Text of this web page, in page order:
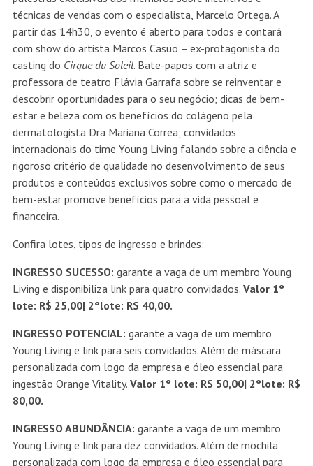
técnicas de vendas com o especialista, Marcelo Ortega. A
partir das 14h30, o evento é aberto para todos e contará
com show do artista Marcos Casuo – ex-protagonista do
casting do Cirque du Soleil. Bate-papos com a atriz e
professora de teatro Flávia Garrafa sobre se reinventar e
descobrir oportunidades para o seu negócio; dicas de bem-
estar e beleza com os benefícios do colágeno pela
dermatologista Dra Mariana Correa; convidados
internacionais do time Young Living falando sobre a ciência e
rigoroso critério de qualidade no desenvolvimento de seus
produtos e conteúdos exclusivos sobre como o mercado de
bem-estar promove benefícios para a vida pessoal e
financeira.
Confira lotes, tipos de ingresso e brindes:
INGRESSO SUCESSO: garante a vaga de um membro Young
Living e disponibiliza link para quatro convidados. Valor 1°
lote: R$ 25,00| 2°lote: R$ 40,00.
INGRESSO POTENCIAL: garante a vaga de um membro
Young Living e link para seis convidados. Além de máscara
personalizada com logo da empresa e óleo essencial para
ingestão Orange Vitality. Valor 1° lote: R$ 50,00| 2°lote: R$
80,00.
INGRESSO ABUNDÂNCIA: garante a vaga de um membro
Young Living e link para dez convidados. Além de mochila
personalizada com logo da empresa e óleo essencial para